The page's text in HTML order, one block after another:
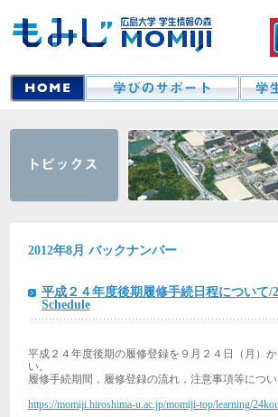
2012年8月 バックナンバー
平成２４年度後期履修手続日程について/
Schedule
平成２４年度後期の履修登録を９月２４日（月）
い。
履修手続期間，履修登録の流れ，注意事項等につ
https://momiji.hiroshima-u.ac.jp/momiji-top/learning/